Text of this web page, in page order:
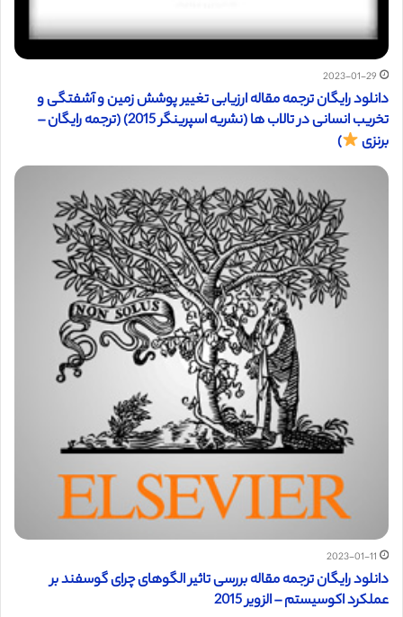
2023-01-29
دانلود رایگان ترجمه مقاله ارزیابی تغییر پوشش زمین و آشفتگی و
تخریب انسانی در تالاب ها (نشریه اسپرینگر 2015) (ترجمه رایگان –
برنزی
)
2023-01-11
دانلود رایگان ترجمه مقاله بررسی تاثیر الگوهای چرای گوسفند بر
عملکرد اکوسیستم – الزویر 2015